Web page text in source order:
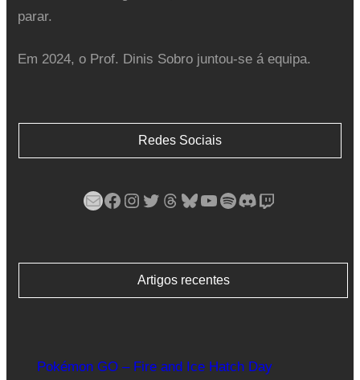
parar.
Em 2024, o Prof. Dinis Sobro juntou-se á equipa.
Redes Sociais
Mail Facebook Instagram Twitter Threads Bluesky YouTube Spotify Discord Twitch
Artigos recentes
Pokémon GO – Fire and Ice Hatch Day